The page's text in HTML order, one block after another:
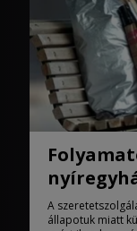
A
állapotuk miatt